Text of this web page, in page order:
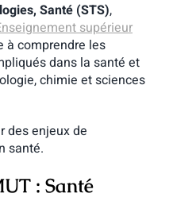
Santé (STS),
supérieur
à comprendre les
dans la santé et
chimie et sciences
des enjeux de
santé.
: Santé